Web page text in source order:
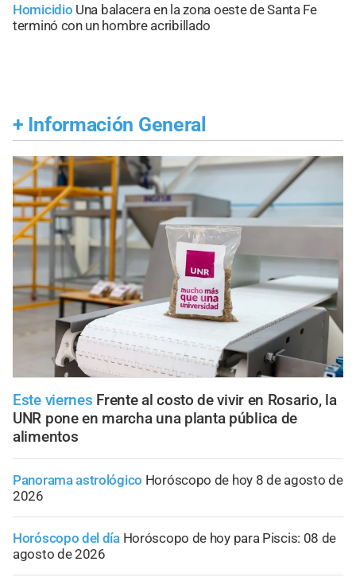
Homicidio Una balacera en la zona oeste de Santa Fe
terminó con un hombre acribillado
+ Información General
Este viernes Frente al costo de vivir en Rosario, la
UNR pone en marcha una planta pública de
alimentos
Panorama astrológico Horóscopo de hoy 8 de agosto de
2026
Horóscopo del día Horóscopo de hoy para Piscis: 08 de
agosto de 2026